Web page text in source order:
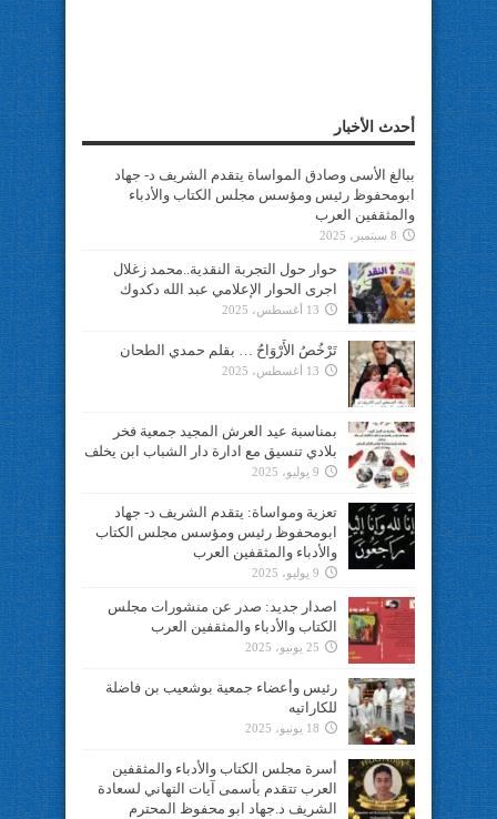
أحدث الأخبار
ببالغ الأسى وصادق المواساة يتقدم الشريف د- جهاد
ابومحفوظ رئيس ومؤسس مجلس الكتاب والأدباء
والمثقفين العرب
8 سبتمبر، 2025
حوار حول التجربة النقدية..محمد زغلال
اجرى الحوار الإعلامي عبد الله دكدوك
13 أغسطس، 2025
تَرْخُصُ الأَرْوَاحُ … بقلم حمدي الطحان
13 أغسطس، 2025
بمناسبة عيد العرش المجيد جمعية فخر
بلادي تنسيق مع ادارة دار الشباب ابن يخلف
9 يوليو، 2025
تعزية ومواساة: يتقدم الشريف د- جهاد
ابومحفوظ رئيس ومؤسس مجلس الكتاب
والأدباء والمثقفين العرب
9 يوليو، 2025
اصدار جديد: صدر عن منشورات مجلس
الكتاب والأدباء والمثقفين العرب
25 يونيو، 2025
رئيس وأعضاء جمعية بوشعيب بن فاضلة
للكاراتيه
18 يونيو، 2025
أسرة مجلس الكتاب والأدباء والمثقفين
العرب تتقدم بأسمى آيات التهاني لسعادة
الشريف د.جهاد ابو محفوظ المحترم